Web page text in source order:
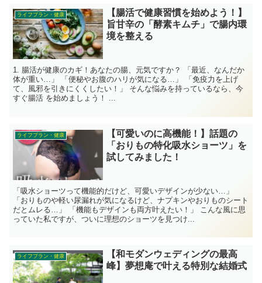
ライフプラン・健康
【腸活で健康習慣を始めよう！】
旨甘辛の「酵素キムチ」で腸内環
境を整える
1. 腸活が健康のカギ！あなたの腸、元気ですか？ 「最近、なんだか
体が重い…」 「便秘やお腹のハリが気になる…」 「免疫力を上げ
て、風邪を引きにくくしたい！」 そんな悩みを持っているなら、今
すぐ腸活 を始めましょう！ ...
ライフプラン・健康
【可愛いのに高機能！】話題の
「おりもの特化吸水ショーツ」を
試してみました！
「吸水ショーツって機能的だけど、可愛いデザインが少ない…」
「おりものや軽い尿漏れが気になるけど、ナプキンやおりものシート
だとムレる…」 「機能もデザインも両方叶えたい！」 こんな風に思
っていた私ですが、ついに理想のショーツを見つけ...
ライフプラン・健康
【和モダンウェディングの最高
峰】夢想庵で叶える特別な結婚式